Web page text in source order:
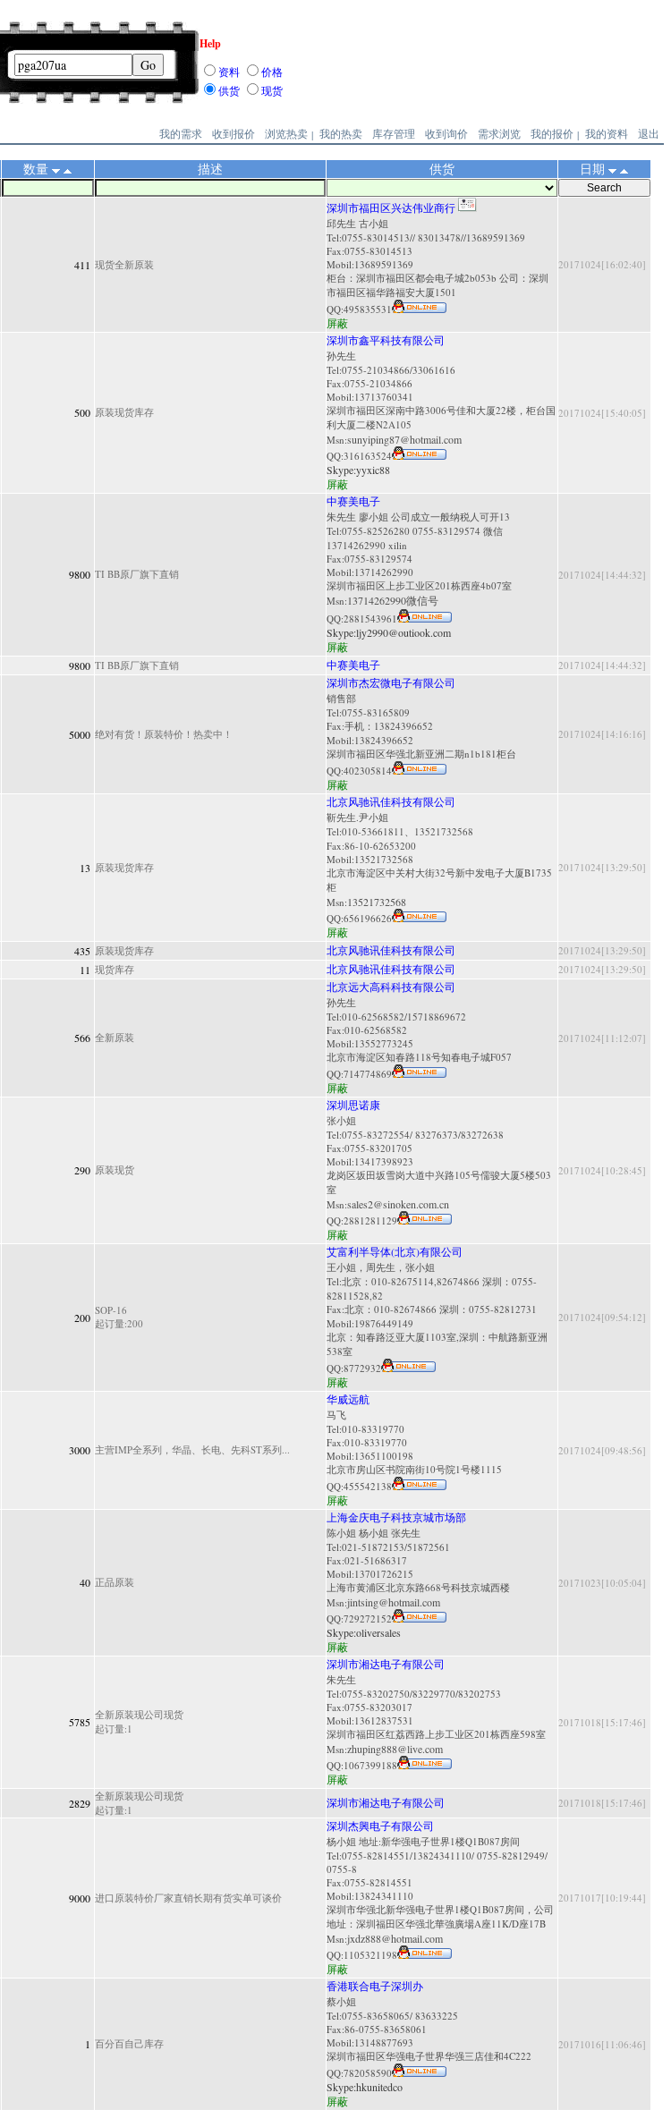
Help
资料
价格
供货
现货
我的需求 收到报价 浏览热卖 | 我的热卖 库存管理 收到询价 需求浏览 我的报价 | 我的资料 退出
数量 描述 供货 日期
411 现货全新原装
深圳市福田区兴达伟业商行
邱先生 古小姐
Tel:0755-83014513// 83013478//13689591369
Fax:0755-83014513
Mobil:13689591369
柜台：深圳市福田区都会电子城2b053b 公司：深圳
市福田区福华路福安大厦1501
QQ:495835531
屏蔽
20171024[16:02:40]
500 原装现货库存
深圳市鑫平科技有限公司
孙先生
Tel:0755-21034866/33061616
Fax:0755-21034866
Mobil:13713760341
深圳市福田区深南中路3006号佳和大厦22楼，柜台国
利大厦二楼N2A105
Msn:sunyiping87@hotmail.com
QQ:316163524
Skype:yyxic88
屏蔽
20171024[15:40:05]
9800 TI BB原厂旗下直销
中赛美电子
朱先生 廖小姐 公司成立一般纳税人可开13
Tel:0755-82526280 0755-83129574 微信
13714262990 xilin
Fax:0755-83129574
Mobil:13714262990
深圳市福田区上步工业区201栋西座4b07室
Msn: 13714262990微信号
QQ:2881543961
Skype:ljy2990@outiook.com
屏蔽
20171024[14:44:32]
9800 TI BB原厂旗下直销 中赛美电子 20171024[14:44:32]
5000 绝对有货！原装特价！热卖中！
深圳市杰宏微电子有限公司
销售部
Tel:0755-83165809
Fax:手机：13824396652
Mobil:13824396652
深圳市福田区华强北新亚洲二期n1b181柜台
QQ:402305814
屏蔽
20171024[14:16:16]
13 原装现货库存
北京风驰讯佳科技有限公司
靳先生.尹小姐
Tel:010-53661811、13521732568
Fax:86-10-62653200
Mobil:13521732568
北京市海淀区中关村大街32号新中发电子大厦B1735
柜
Msn: 13521732568
QQ:656196626
屏蔽
20171024[13:29:50]
435 原装现货库存 北京风驰讯佳科技有限公司 20171024[13:29:50]
11 现货库存 北京风驰讯佳科技有限公司 20171024[13:29:50]
566 全新原装
北京远大高科科技有限公司
孙先生
Tel:010-62568582/15718869672
Fax:010-62568582
Mobil:13552773245
北京市海淀区知春路118号知春电子城F057
QQ:714774869
屏蔽
20171024[11:12:07]
290 原装现货
深圳思诺康
张小姐
Tel:0755-83272554/ 83276373/83272638
Fax:0755-83201705
Mobil:13417398923
龙岗区坂田坂雪岗大道中兴路105号儒骏大厦5楼503
室
Msn:sales2@sinoken.com.cn
QQ:2881281129
屏蔽
20171024[10:28:45]
200
SOP-16
起订量:200
艾富利半导体(北京)有限公司
王小姐，周先生，张小姐
Tel:北京：010-82675114,82674866 深圳：0755-
82811528,82
Fax:北京：010-82674866 深圳：0755-82812731
Mobil:19876449149
北京：知春路泛亚大厦1103室,深圳：中航路新亚洲
538室
QQ:8772932
屏蔽
20171024[09:54:12]
3000 主营IMP全系列，华晶、长电、先科ST系列...
华威远航
马飞
Tel:010-83319770
Fax:010-83319770
Mobil:13651100198
北京市房山区书院南街10号院1号楼1115
QQ:455542138
屏蔽
20171024[09:48:56]
40 正品原装
上海金庆电子科技京城市场部
陈小姐 杨小姐 张先生
Tel:021-51872153/51872561
Fax:021-51686317
Mobil:13701726215
上海市黄浦区北京东路668号科技京城西楼
Msn:jintsing@hotmail.com
QQ:729272152
Skype:oliversales
屏蔽
20171023[10:05:04]
5785
全新原装现公司现货
起订量:1
深圳市湘达电子有限公司
朱先生
Tel:0755-83202750/83229770/83202753
Fax:0755-83203017
Mobil:13612837531
深圳市福田区红荔西路上步工业区201栋西座598室
Msn:zhuping888@live.com
QQ: 1067399188
屏蔽
20171018[15:17:46]
2829
全新原装现公司现货
起订量:1
深圳市湘达电子有限公司 20171018[15:17:46]
9000 进口原装特价厂家直销长期有货实单可谈价
深圳杰興电子有限公司
杨小姐 地址:新华强电子世界1楼Q1B087房间
Tel:0755-82814551/13824341110/ 0755-82812949/
0755-8
Fax:0755-82814551
Mobil:13824341110
深圳市华强北新华强电子世界1楼Q1B087房间，公司
地址：深圳福田区华强北華強廣場A座11K/D座17B
Msn:jxdz888@hotmail.com
QQ: 1105321198
屏蔽
20171017[10:19:44]
1 百分百自己库存
香港联合电子深圳办
蔡小姐
Tel:0755-83658065/ 83633225
Fax:86-0755-83658061
Mobil:13148877693
深圳市福田区华强电子世界华强三店佳和4C222
QQ:782058590
Skype:hkunitedco
屏蔽
20171016[11:06:46]